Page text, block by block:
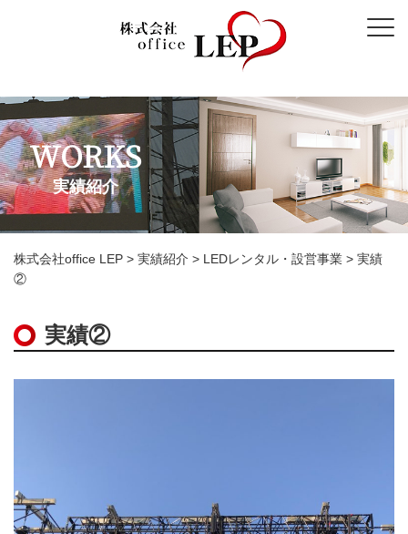
WORKS
実績紹介
株式会社office LEP > 実績紹介 > LEDレンタル・設営事業 > 実績
②
実績②